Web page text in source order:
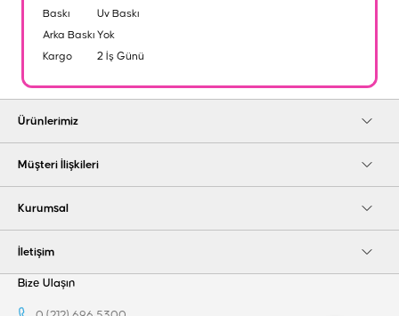
Baskı
Uv Baskı
Arka Baskı Yok
Kargo
2 İş Günü
Ürünlerimiz
Müşteri İlişkileri
Kurumsal
İletişim
Bize Ulaşın